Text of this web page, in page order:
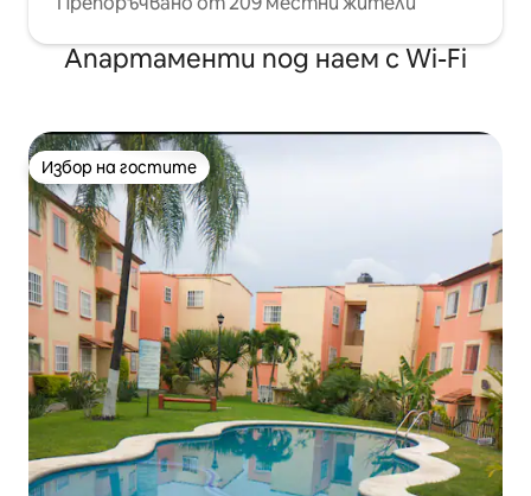
Апартаменти под наем с Wi-Fi
Избор на гостите
Избор на гостите